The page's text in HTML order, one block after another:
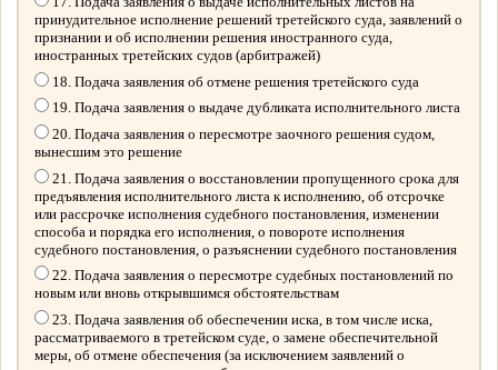
принудительное исполнение решений третейского суда, заявлений о
признании и об исполнении решения иностранного суда,
иностранных третейских судов (арбитражей)
18. Подача заявления об отмене решения третейского суда
19. Подача заявления о выдаче дубликата исполнительного листа
20. Подача заявления о пересмотре заочного решения судом,
вынесшим это решение
21. Подача заявления о восстановлении пропущенного срока для
предъявления исполнительного листа к исполнению, об отсрочке
или рассрочке исполнения судебного постановления, изменении
способа и порядка его исполнения, о повороте исполнения
судебного постановления, о разъяснении судебного постановления
22. Подача заявления о пересмотре судебных постановлений по
новым или вновь открывшимся обстоятельствам
23. Подача заявления об обеспечении иска, в том числе иска,
рассматриваемого в третейском суде, о замене обеспечительной
меры, об отмене обеспечения (за исключением заявлений о